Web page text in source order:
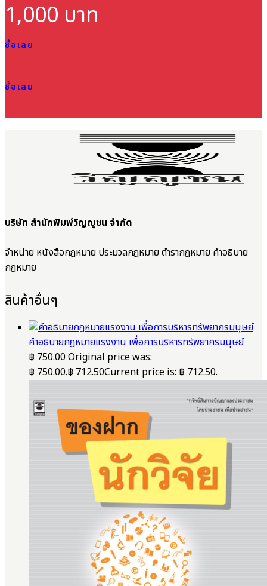
1,000 บาท
ซื้อเลย
ซื้อเลย
บริษัท สำนักพิมพ์วิญญูชน จำกัด
จำหน่าย หนังสือกฎหมาย ประมวลกฎหมาย ตำรากฎหมาย คำอธิบาย
กฎหมาย
สินค้าอื่นๆ
คำอธิบายกฎหมายแรงงาน เพื่อการบริหารทรัพยากรมนุษย์
฿750.00Original price was:
฿ 750.00.฿712.50Current price is: ฿ 712.50.